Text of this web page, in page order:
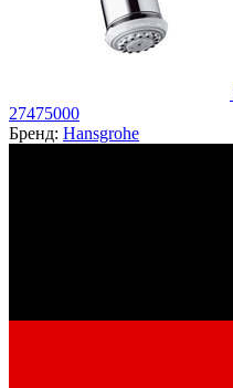
27475000
Бренд: Hansgrohe